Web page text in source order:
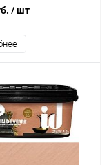
/ шт